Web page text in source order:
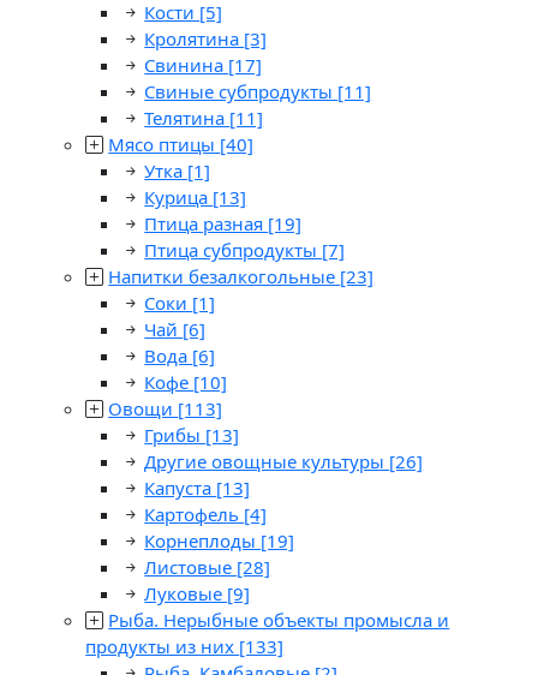
Кости [5]
Кролятина [3]
Свинина [17]
Свиные субпродукты [11]
Телятина [11]
Мясо птицы [40]
Утка [1]
Курица [13]
Птица разная [19]
Птица субпродукты [7]
Напитки безалкогольные [23]
Соки [1]
Чай [6]
Вода [6]
Кофе [10]
Овощи [113]
Грибы [13]
Другие овощные культуры [26]
Капуста [13]
Картофель [4]
Корнеплоды [19]
Листовые [28]
Луковые [9]
Рыба. Нерыбные объекты промысла и
продукты из них [133]